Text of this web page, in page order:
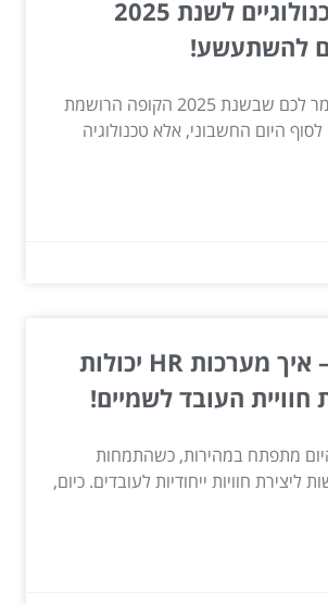
חידושים טכנולוגיים לשנת 2025
להשתעשע!
מה אם הייתי אומר לכם שבשנת 2025 הקופה הרושמת
היום החשבוני, אלא טכנולוגיה
מהר לשם – איך מערכות HR יכולות
העובד לשמיים!
מתפתח במהירות, כשהתמחות
ליצירת חוויות ייחודיות לעובדים. כיום,